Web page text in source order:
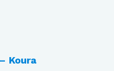
Koura